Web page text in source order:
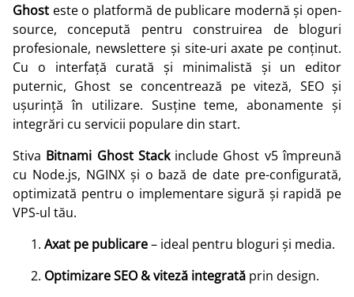
Ghost este o platformă de publicare modernă și open-
source, concepută pentru construirea de bloguri
profesionale, newslettere și site-uri axate pe conținut.
Cu o interfață curată și minimalistă și un editor
puternic, Ghost se concentrează pe viteză, SEO și
ușurință în utilizare. Susține teme, abonamente și
integrări cu servicii populare din start.
Stiva Bitnami Ghost Stackinclude Ghost v5 împreună
cu Node.js, NGINX și o bază de date pre-configurată,
optimizată pentru o implementare sigură și rapidă pe
VPS-ul tău.
Axat pe publicare– ideal pentru bloguri și media.
Optimizare SEO & viteză integrată prin design.